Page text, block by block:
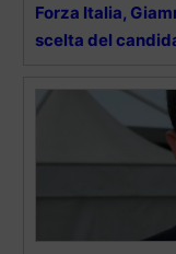
Forza Italia,
scelta del